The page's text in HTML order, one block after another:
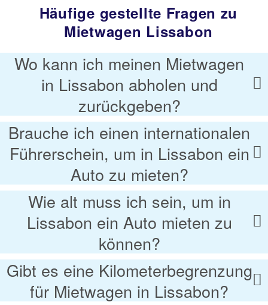
Häufige gestellte Fragen zu
Mietwagen Lissabon
Wo kann ich meinen Mietwagen
in Lissabon abholen und
zurückgeben?
Brauche ich einen internationalen
Führerschein, um in Lissabon ein
Auto zu mieten?
Wie alt muss ich sein, um in
Lissabon ein Auto mieten zu
können?
Gibt es eine Kilometerbegrenzung
für Mietwagen in Lissabon?